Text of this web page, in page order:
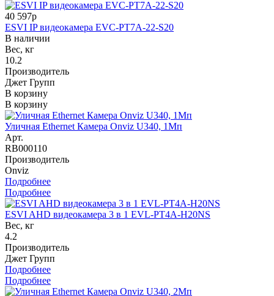
40 597р
ESVI IP видеокамера EVC-PT7A-22-S20
В наличии
Вес, кг
10.2
Производитель
Джет Групп
В корзину
В корзину
Уличная Ethernet Камера Onviz U340, 1Мп
Арт.
RB000110
Производитель
Onviz
Подробнее
Подробнее
ESVI AHD видеокамера 3 в 1 EVL-PT4A-H20NS
Вес, кг
4.2
Производитель
Джет Групп
Подробнее
Подробнее